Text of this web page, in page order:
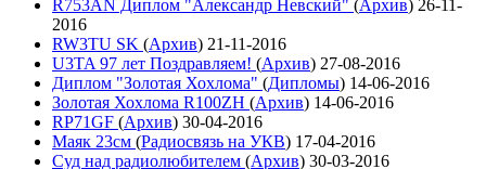
R753AN Диплом "Александр Невский" (Архив) 26-11-
2016
RW3TU SK (Архив) 21-11-2016
U3TA 97 лет Поздравляем! (Архив) 27-08-2016
Диплом "Золотая Хохлома" (Дипломы) 14-06-2016
Золотая Хохлома R100ZH (Архив) 14-06-2016
RP71GF (Архив) 30-04-2016
Маяк 23см (Радиосвязь на УКВ) 17-04-2016
Суд над радиолюбителем (Архив) 30-03-2016